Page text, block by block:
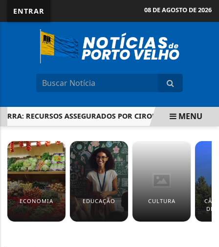
ENTRAR 08 DE AGOSTO DE 2026
RECURSOS ASSEGURADOS POR CIRONE DEIRÓMENU
ECONOMIA EDUCAÇÃO CULTURA